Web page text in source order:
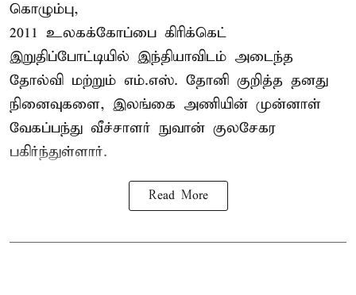
கொழும்பு,
2011 உலகக்கோப்பை கிரிக்கெட்
இறுதிப்போட்டியில் இந்தியாவிடம் அடைந்த
தோல்வி மற்றும் எம்.எஸ். தோனி குறித்த தனது
நினைவுகளை, இலங்கை அணியின் முன்னாள்
வேகப்பந்து வீச்சாளர் நுவான் குலசேகர
பகிர்ந்துள்ளார்.
Read More